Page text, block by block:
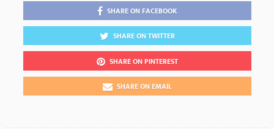
SHARE ON FACEBOOK
SHARE ON TWITTER
SHARE ON PINTEREST
SHARE ON EMAIL